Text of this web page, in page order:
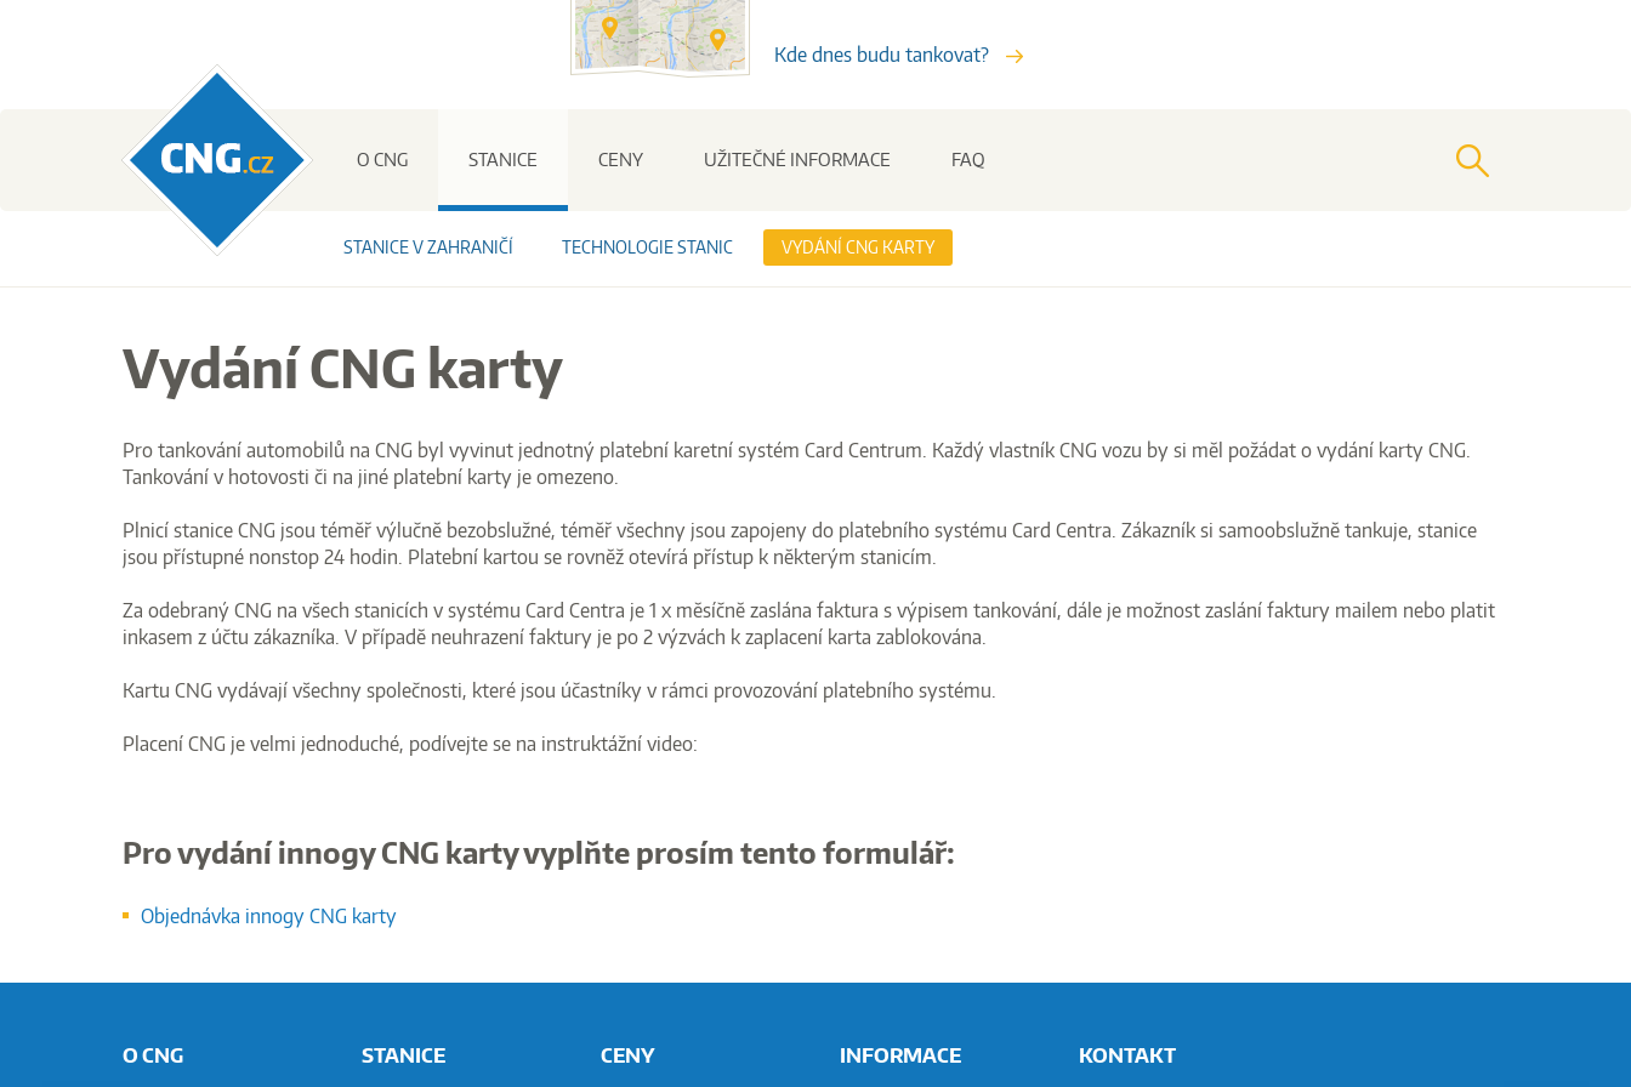
Kde dnes budu tankovat?
CNG.cz O CNG STANICE
STANICE V ZAHRANIČÍ TECHNOLOGIE STANIC VYDÁNÍ CNG KARTY
CENY UŽITEČNÉ INFORMACE FAQ vyhledat
Vydání CNG karty
Pro tankování automobilů na CNG byl vyvinut jednotný platební karetní systém Card Centrum. Každý vlastník CNG vozu by si měl požádat o vydání karty CNG.
Tankování v hotovosti či na jiné platební karty je omezeno.
Plnicí stanice CNG jsou téměř výlučně bezobslužné, téměř všechny jsou zapojeny do platebního systému Card Centra. Zákazník si samoobslužně tankuje, stanice
jsou přístupné nonstop 24 hodin. Platební kartou se rovněž otevírá přístup k některým stanicím.
Za odebraný CNG na všech stanicích v systému Card Centra je 1 x měsíčně zaslána faktura s výpisem tankování, dále je možnost zaslání faktury mailem nebo platit
inkasem z účtu zákazníka. V případě neuhrazení faktury je po 2 výzvách k zaplacení karta zablokována.
Kartu CNG vydávají všechny společnosti, které jsou účastníky v rámci provozování platebního systému.
Placení CNG je velmi jednoduché, podívejte se na instruktážní video:
Pro vydání innogy CNG karty vyplňte prosím tento formulář:
Objednávka innogy CNG karty
O CNG STANICE CENY INFORMACE KONTAKT